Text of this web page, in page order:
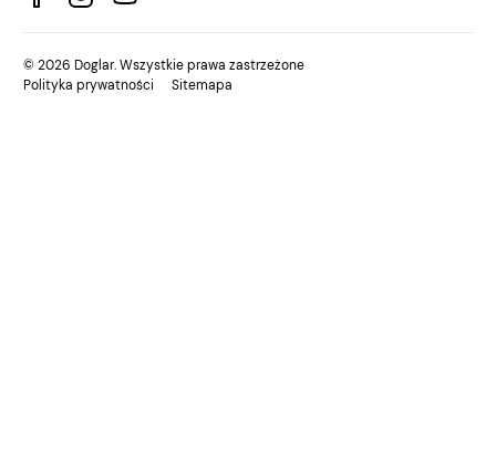
©2026 Doglar. Wszystkie prawa zastrzeżone
Polityka prywatności
Sitemapa